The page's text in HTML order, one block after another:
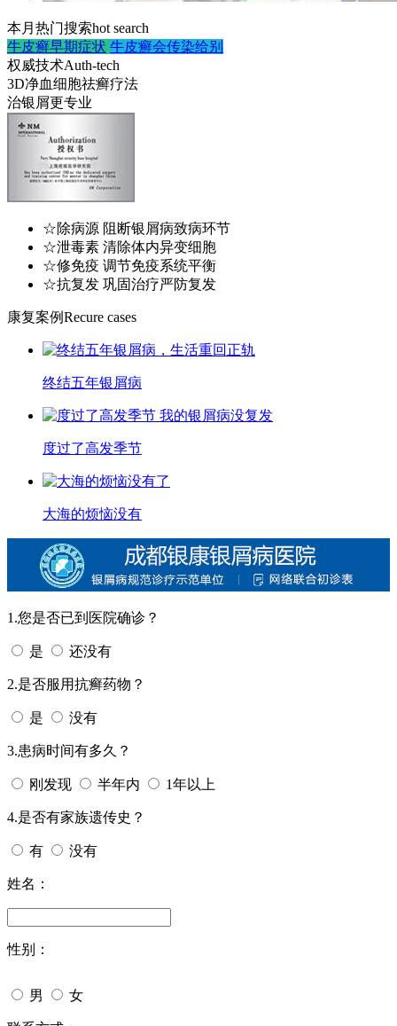
本月热门搜索hot search
牛皮癣早期症状 牛皮癣会传染给别
权威技术Auth-tech
3D净血细胞祛癣疗法
治银屑更专业
☆除病源 阻断银屑病致病环节
☆泄毒素 清除体内异变细胞
☆修免疫 调节免疫系统平衡
☆抗复发 巩固治疗严防复发
康复案例Recure cases
终结五年银屑病
度过了高发季节
大海的烦恼没有
1.您是否已到医院确诊？
是 还没有
2.是否服用抗癣药物？
是 没有
3.患病时间有多久？
刚发现 半年内 1年以上
4.是否有家族遗传史？
有 没有
姓名：
性别：
男 女